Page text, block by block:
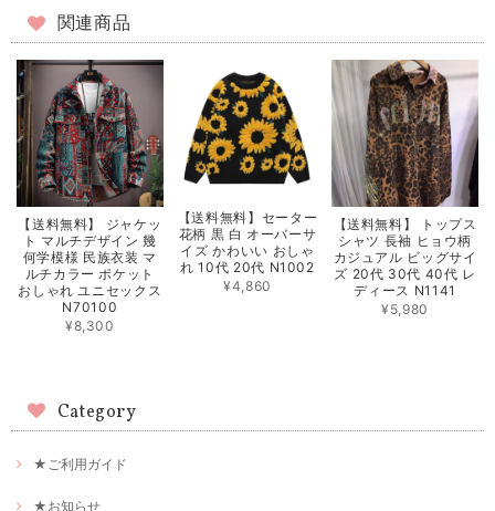
関連商品
【送料無料】 ジャケッ
ト マルチデザイン 幾
何学模様 民族衣装 マ
ルチカラー ポケット
おしゃれ ユニセックス
N70100
¥8,300
【送料無料】セーター
花柄 黒 白 オーバーサ
イズ かわいい おしゃ
れ 10代 20代 N1002
¥4,860
【送料無料】 トップス
シャツ 長袖 ヒョウ柄
カジュアル ビッグサイ
ズ 20代 30代 40代 レ
ディース N1141
¥5,980
Category
★ご利用ガイド
★お知らせ